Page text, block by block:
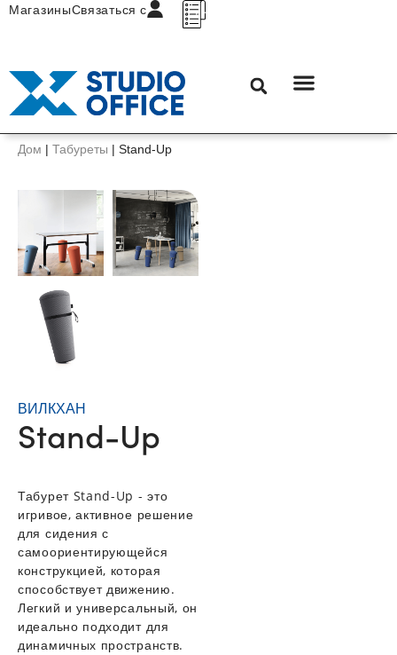
МагазиныСвязаться с
Дом | Табуреты | Stand-Up
ВИЛКХАН
Stand-Up
Табурет Stand-Up - это
игривое, активное решение
для сидения с
самоориентирующейся
конструкцией, которая
способствует движению.
Легкий и универсальный, он
идеально подходит для
динамичных пространств.